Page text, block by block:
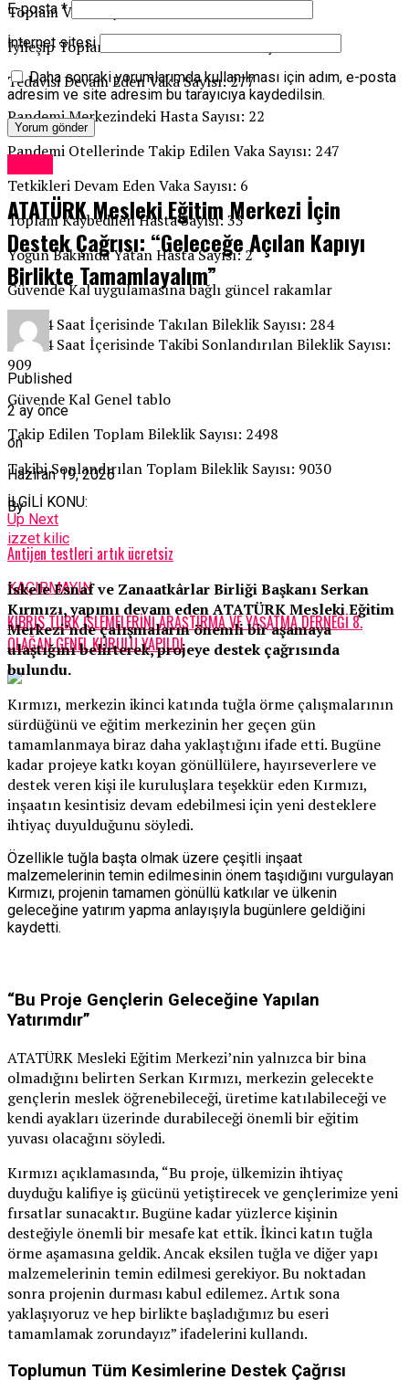
Toplam Vaka Sayısı: 7432
İyileşip Toplam Taburcu Edilen Vaka Sayısı: 7122
Tedavisi Devam Eden Vaka Sayısı: 277
Pandemi Merkezindeki Hasta Sayısı: 22
Pandemi Otellerinde Takip Edilen Vaka Sayısı: 247
Tetkikleri Devam Eden Vaka Sayısı: 6
Toplam Kaybedilen Hasta Sayısı: 33
Yoğun Bakımda Yatan Hasta Sayısı: 2
Güvende Kal uygulamasına bağlı güncel rakamlar
Son 24 Saat İçerisinde Takılan Bileklik Sayısı: 284
Son 24 Saat İçerisinde Takibi Sonlandırılan Bileklik Sayısı:
909
Güvende Kal Genel tablo
Takip Edilen Toplam Bileklik Sayısı: 2498
Takibi Sonlandırılan Toplam Bileklik Sayısı: 9030
İLGİLİ KONU:
Up Next
Antijen testleri artık ücretsiz
KAÇIRMAYIN
KIBRIS TÜRK İŞLEMELERİNİ ARAŞTIRMA VE YAŞATMA DERNEĞİ 8.
OLAĞAN GENEL KURULU YAPILDI
E-posta *
İnternet sitesi
Daha sonraki yorumlarımda kullanılması için adım, e-posta
adresim ve site adresim bu tarayıcıya kaydedilsin.
ATATÜRK Mesleki Eğitim Merkezi İçin
Destek Çağrısı: “Geleceğe Açılan Kapıyı
Birlikte Tamamlayalım”
Published
2 ay önce
on
Haziran 19, 2026
By
izzet kilic
İskele Esnaf ve Zanaatkârlar Birliği Başkanı Serkan
Kırmızı, yapımı devam eden ATATÜRK Mesleki Eğitim
Merkezi’nde çalışmaların önemli bir aşamaya
ulaştığını belirterek, projeye destek çağrısında
bulundu.
Kırmızı, merkezin ikinci katında tuğla örme çalışmalarının
sürdüğünü ve eğitim merkezinin her geçen gün
tamamlanmaya biraz daha yaklaştığını ifade etti. Bugüne
kadar projeye katkı koyan gönüllülere, hayırseverlere ve
destek veren kişi ile kuruluşlara teşekkür eden Kırmızı,
inşaatın kesintisiz devam edebilmesi için yeni desteklere
ihtiyaç duyulduğunu söyledi.
Özellikle tuğla başta olmak üzere çeşitli inşaat
malzemelerinin temin edilmesinin önem taşıdığını vurgulayan
Kırmızı, projenin tamamen gönüllü katkılar ve ülkenin
geleceğine yatırım yapma anlayışıyla bugünlere geldiğini
kaydetti.
“Bu Proje Gençlerin Geleceğine Yapılan
Yatırımdır”
ATATÜRK Mesleki Eğitim Merkezi’nin yalnızca bir bina
olmadığını belirten Serkan Kırmızı, merkezin gelecekte
gençlerin meslek öğrenebileceği, üretime katılabileceği ve
kendi ayakları üzerinde durabileceği önemli bir eğitim
yuvası olacağını söyledi.
Kırmızı açıklamasında, “Bu proje, ülkemizin ihtiyaç
duyduğu kalifiye iş gücünü yetiştirecek ve gençlerimize yeni
fırsatlar sunacaktır. Bugüne kadar yüzlerce kişinin
desteğiyle önemli bir mesafe kat ettik. İkinci katın tuğla
örme aşamasına geldik. Ancak eksilen tuğla ve diğer yapı
malzemelerinin temin edilmesi gerekiyor. Bu noktadan
sonra projenin durması kabul edilemez. Artık sona
yaklaşıyoruz ve hep birlikte başladığımız bu eseri
tamamlamak zorundayız” ifadelerini kullandı.
Toplumun Tüm Kesimlerine Destek Çağrısı